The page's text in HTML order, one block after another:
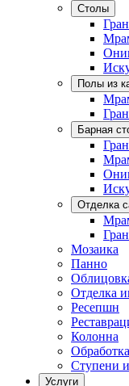
Столы
Полы из
Барная
Отделка
Мозаика
Панно
Отделка
Ресепшн
Колонна
Ступени
Услуги